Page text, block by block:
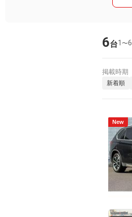
6台1 〜6
掲載時期
新着順
New